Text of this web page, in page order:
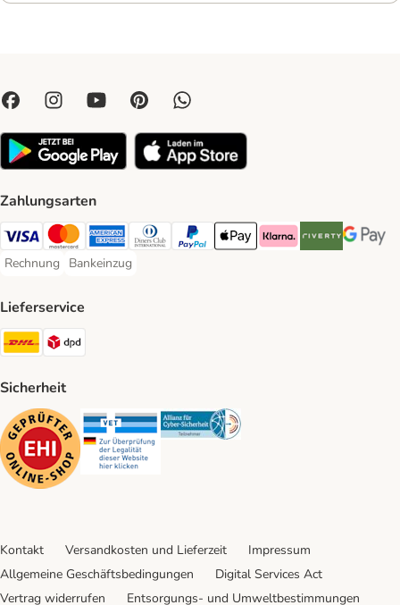
Zahlungsarten
Visa Payment Method
Mastercard Payment Method
American Express Payment Method
Diners Club Payment Method
PayPal Payment Method
Apple Pay Payment Method
Klarna Payment Method
Riverty Payment
Google
Rechnung
Rechnung Payment Method
Bankeinzug
Bankeinzug Payment Method
Lieferservice
DHL Shipping Method
Sicherheit
Security Security Security
Kontakt Versandkosten und Lieferzeit
Impressum
Allgemeine Geschäftsbedingungen
Digital Services Act
Vertrag widerrufen
Entsorgungs- und Umweltbestimmungen